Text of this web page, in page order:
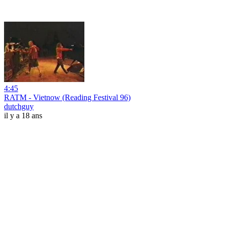
4:45
RATM - Vietnow (Reading Festival 96)
dutchguy
il y a 18 ans